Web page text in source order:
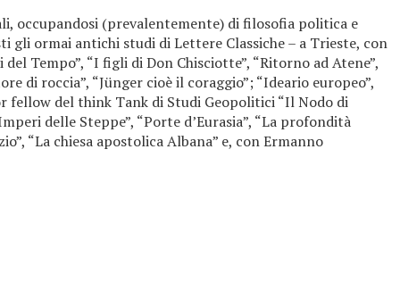
occupandosi (prevalentemente) di filosofia politica e
ormai antichi studi di Lettere Classiche – a Trieste, con
Tempo”, “I figli di Don Chisciotte”, “Ritorno ad Atene”,
di roccia”, “Jünger cioè il coraggio”; “Ideario europeo”,
fellow del think Tank di Studi Geopolitici “Il Nodo di
delle Steppe”, “Porte d’Eurasia”, “La profondità
“La chiesa apostolica Albana” e, con Ermanno